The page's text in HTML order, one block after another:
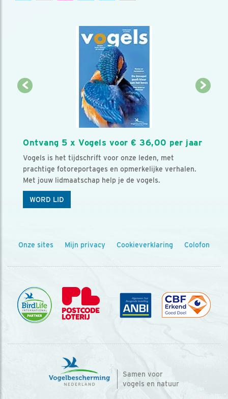
Ontvang 5 x Vogels voor € 36,00 per jaar
Vogels is het tijdschrift voor onze leden, met
prachtige fotoreportages en opmerkelijke verhalen.
Met jouw lidmaatschap help je de vogels.
WORD LID
Onze sites Mijn privacy Cookieverklaring Colofon
Samen voor
vogels en natuur